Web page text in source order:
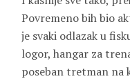
Povremeno bih bio
je svaki odlazak u
logor, hangar za
poseban tretman na